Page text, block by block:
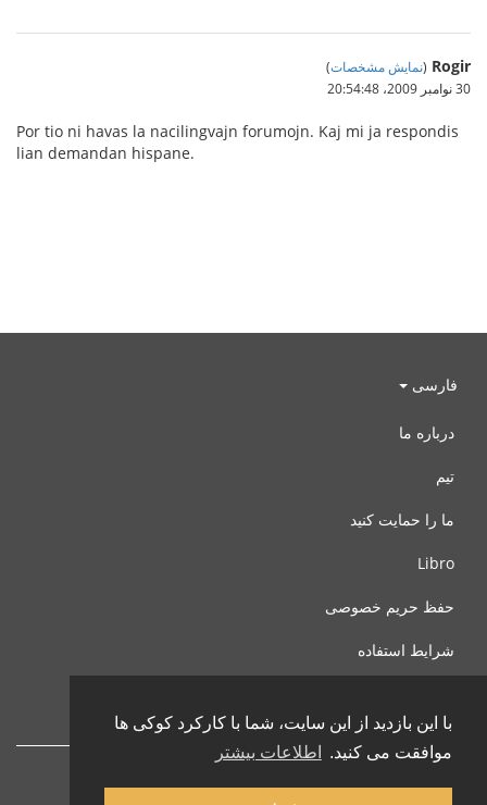
با این بازدید از این سایت، شما با کارکرد کوکی ها
موافقت می کنید.
اطلاعات بیشتر
Rogir
(نمایش مشخصات)
30 نوامبر 2009،‏ 20:54:48
Por tio ni havas la nacilingvajn forumojn. Kaj mi ja respondis
lian demandan hispane.
فارسی
درباره ما
تیم
ما را حمایت کنید
Libro
حفظ حریم خصوصی
شرایط استفاده